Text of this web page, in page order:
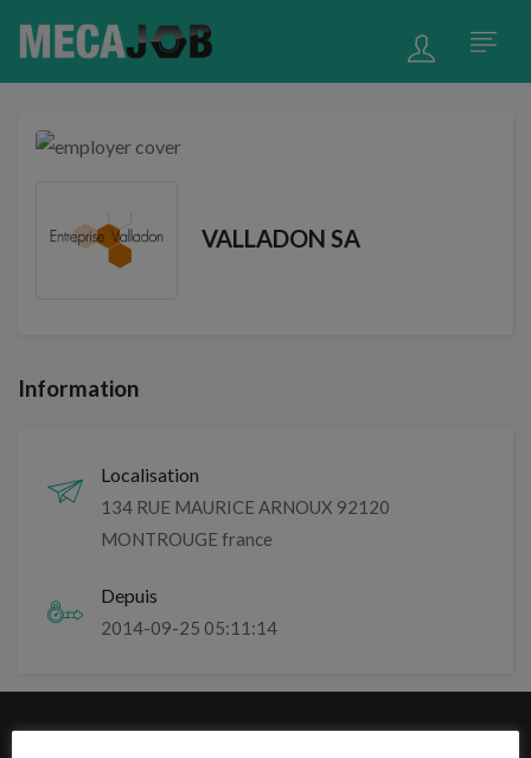
VALLADON SA
Information
Localisation
134 RUE MAURICE ARNOUX 92120
MONTROUGE france
Depuis
2014-09-25 05:11:14